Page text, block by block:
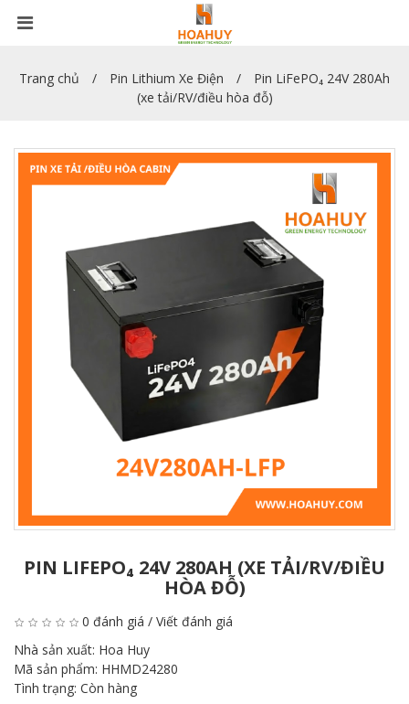
Trang chủ Pin Lithium Xe Điện
Pin LiFePO₄ 24V 280Ah
(xe tải/RV/điều hòa đỗ)
PIN LIFEPO₄ 24V 280AH (XE TẢI/RV/ĐIỀU
HÒA ĐỖ)
0 đánh giá / Viết đánh giá
Nhà sản xuất: Hoa Huy
Mã sản phẩm: HHMD24280
Tình trạng: Còn hàng